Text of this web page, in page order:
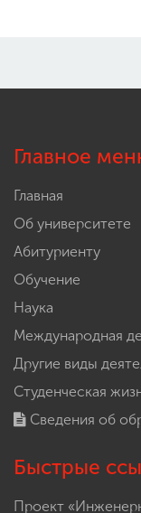
Главное
Главная
Об университете
Абитуриенту
Обучение
Наука
Международная
Другие виды
Студенческая
Сведения об
Быстрые
Проект